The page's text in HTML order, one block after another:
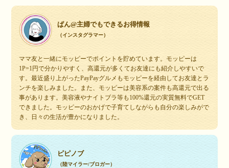
ぱん@主婦でもできるお得情報
（インスタグラマー）
ママ友と一緒にモッピーでポイントを貯めています。モッピーは
1P=1円で分かりやすく、高還元が多くてお友達にも紹介しやすいで
す。最近盛り上がったPayPayグルメもモッピーを経由してお友達とラ
ンチを楽しみました。また、モッピーは美容系の案件も高還元で出る
事があります。美容液やナイトブラ等も100%還元の実質無料でGET
できました。モッピーのおかげで子育てしながらも自分の楽しみがで
き、日々の生活が豊かになりました。
ピピノブ
（陸マイラー/ブロガー）